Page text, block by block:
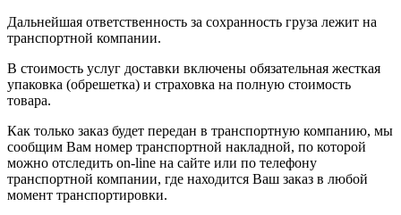
Дальнейшая ответственность за сохранность груза лежит на
транспортной компании.
В стоимость услуг доставки включены обязательная жесткая
упаковка (обрешетка) и страховка на полную стоимость
товара.
Как только заказ будет передан в транспортную компанию, мы
сообщим Вам номер транспортной накладной, по которой
можно отследить on-line на сайте или по телефону
транспортной компании, где находится Ваш заказ в любой
момент транспортировки.